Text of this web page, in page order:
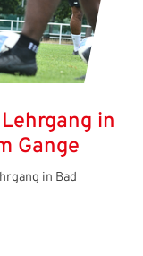
in
Gange
in Bad